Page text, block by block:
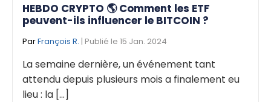
HEBDO CRYPTO 🌎 Comment les ETF
peuvent-ils influencer le BITCOIN ?
ParFrançois R. | Publié le 15 Jan. 2024
La semaine dernière, un événement tant
attendu depuis plusieurs mois a finalement eu
lieu : la [...]